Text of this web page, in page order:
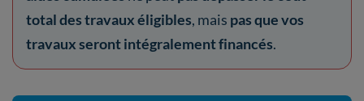
total des travaux éligibles, mais pas que vos
travaux seront intégralement financés.